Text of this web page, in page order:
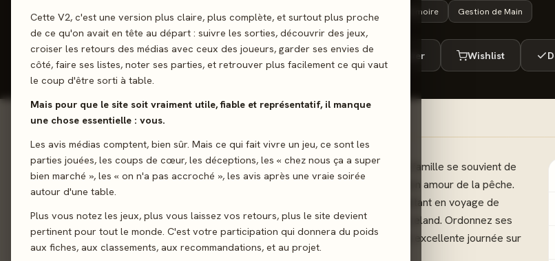
Cette V2, c'est une version plus claire, plus complète, et surtout plus proche
de ce qu'on avait en tête au départ : suivre les sorties, découvrir des jeux,
croiser les retours des médias avec ceux des joueurs, garder ses envies de
côté, faire ses listes, noter ses parties, et retrouver plus facilement ce qui vaut
le coup d'être sorti à table.
Mais pour que le site soit vraiment utile, fiable et représentatif, il manque
une chose essentielle : vous.
Les avis médias comptent, bien sûr. Mais ce qui fait vivre un jeu, ce sont les
parties jouées, les coups de cœur, les déceptions, les « chez nous ça a super
bien marché », les « on n'a pas accroché », les avis après une vraie soirée
autour d'une table.
Plus vous notez les jeux, plus vous laissez vos retours, plus le site devient
pertinent pour tout le monde. C'est votre participation qui donnera du poids
aux fiches, aux classements, aux recommandations, et au projet.
1 joueurs 8 ans+ 15 min Mémoire Gestion de Main
J'ai joué Envie de jouer Wishlist
01Le jeu
Le verdict
03On en discute
04La presse
Les joueurs
Un an après la mort de Leland Williams, sa famille se souvient de
son humour, de sa chaleur et, surtout, de son amour de la pêche.
Vous incarnez un membre de sa famille partant en voyage de
pêche en solo avec en tête, les leçons de Leland. Ordonnez ses
leçons correctement et vous passerez une excellente journée sur